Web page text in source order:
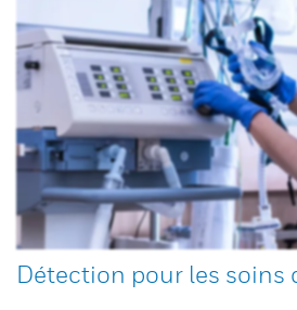
Détection pour les soins